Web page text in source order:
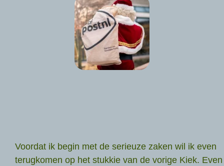
Voordat ik begin met de serieuze zaken wil ik even
terugkomen op het stukkie van de vorige Kiek. Even